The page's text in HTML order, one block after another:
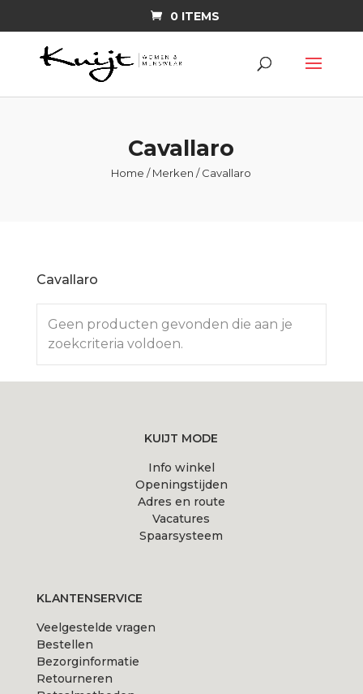
0 ITEMS
Cavallaro
Home /Merken / Cavallaro
Cavallaro
Geen producten gevonden die aan je
zoekcriteria voldoen.
KUIJT MODE
Info winkel
Openingstijden
Adres en route
Vacatures
Spaarsysteem
KLANTENSERVICE
Veelgestelde vragen
Bestellen
Bezorginformatie
Retourneren